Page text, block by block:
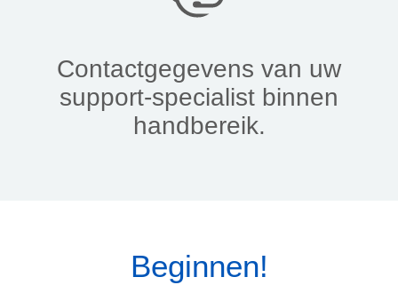
Contactgegevens van uw
support-specialist binnen
handbereik.
Beginnen!